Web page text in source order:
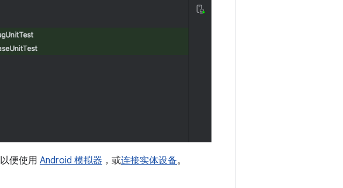
以便使用 Android 模拟器 ，或连接实体设备。